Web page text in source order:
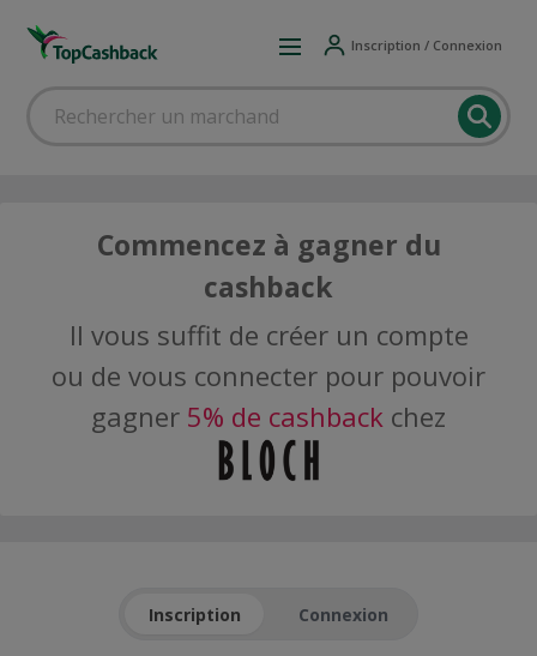
Inscription / Connexion
Commencez à gagner du
cashback
Il vous suffit de créer un compte
ou de vous connecter pour pouvoir
gagner 5% de cashback chez
Inscription Connexion